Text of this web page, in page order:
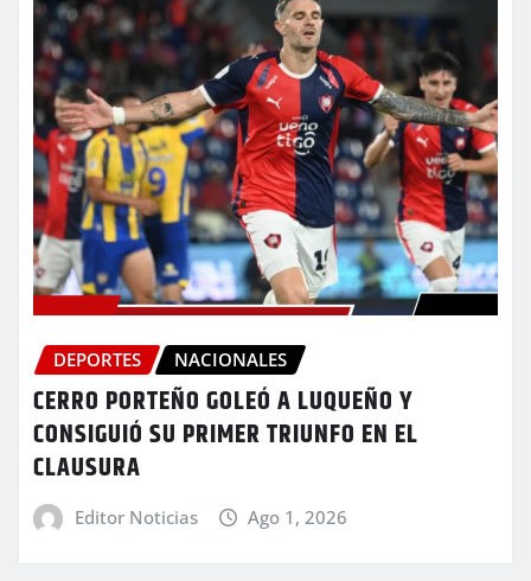
DEPORTES NACIONALES
CERRO PORTEÑO GOLEÓ A LUQUEÑO Y
CONSIGUIÓ SU PRIMER TRIUNFO EN EL
CLAUSURA
Editor Noticias Ago 1, 2026